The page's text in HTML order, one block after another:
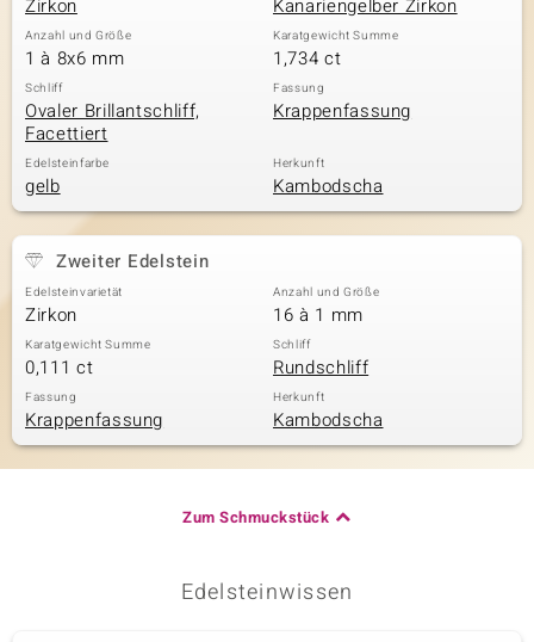
Zirkon Kanariengelber Zirkon
Anzahl und Größe
1 à 8x6 mm
Karatgewicht Summe
1,734 ct
Schliff
Ovaler Brillantschliff,
Facettiert
Fassung
Krappenfassung
Edelsteinfarbe
gelb
Herkunft
Kambodscha
Zweiter Edelstein
Edelsteinvarietät
Zirkon
Anzahl und Größe
16 à 1 mm
Karatgewicht Summe
0,111 ct
Schliff
Rundschliff
Fassung
Krappenfassung
Herkunft
Kambodscha
Zum Schmuckstück
Edelsteinwissen